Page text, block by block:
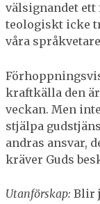
välsignandet ett
teologiskt icke
våra
kraftkälla den
veckan. Men
stjälpa
andras ansvar,
kräver Guds
Utanförskap: Blir